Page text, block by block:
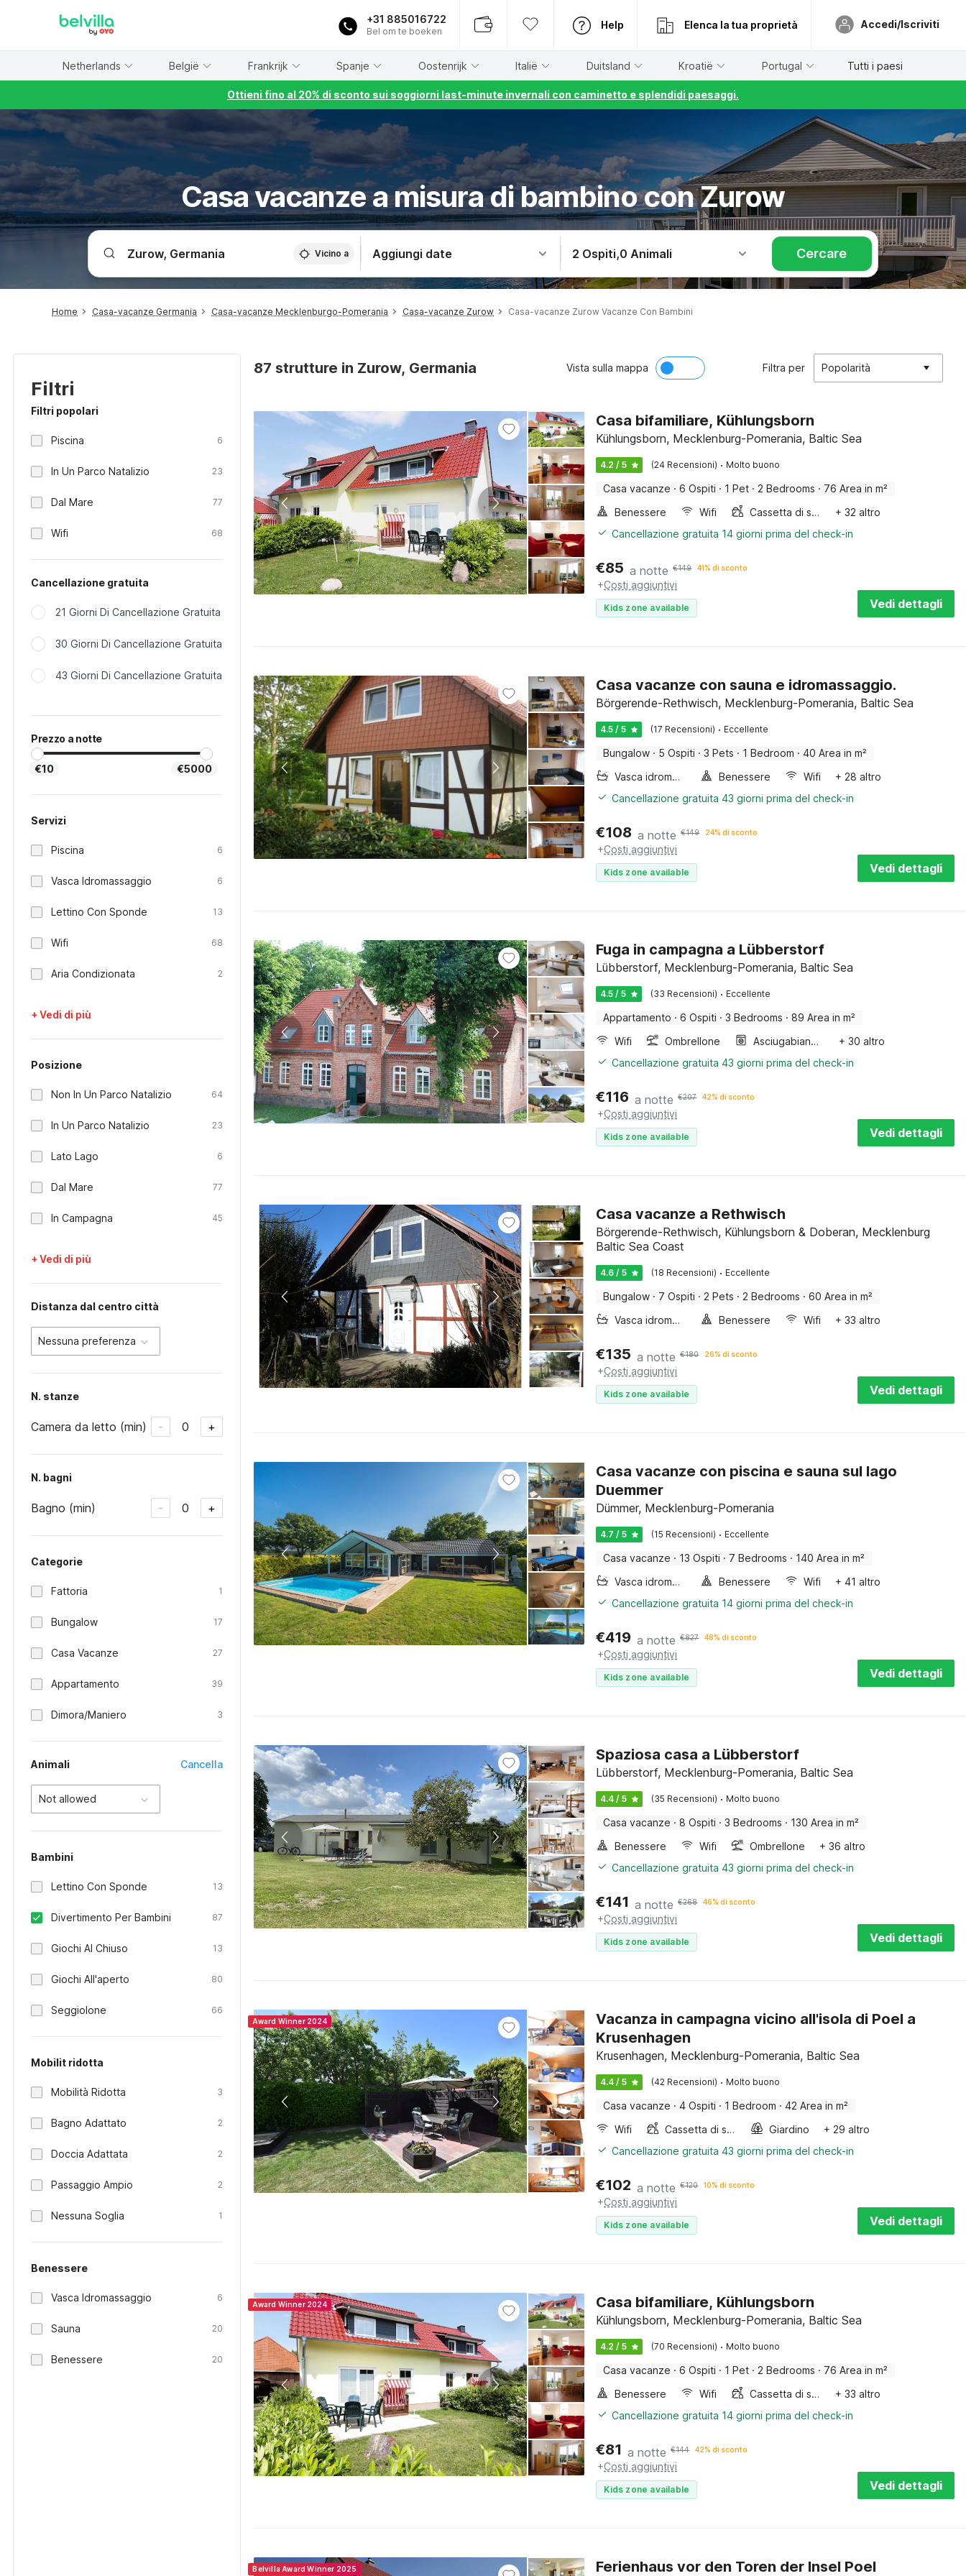
+31 885016722
Bel om te boeken
Help Elenca la tua proprietà Accedi/Iscriviti
Netherlands België Frankrijk Spanje Oostenrijk Italië Duitsland Kroatië Portugal Tutti i paesi
Ottieni fino al 20% di sconto sui soggiorni last-minute invernali con caminetto e splendidi paesaggi.
Casa vacanze a misura di bambino con Zurow
Vicino a Aggiungi date 2 Ospiti,0 Animali Cercare
Home Casa-vacanze Germania Casa-vacanze Mecklenburgo-Pomerania Casa-vacanze Zurow Casa-vacanze Zurow Vacanze Con Bambini
Filtri
Filtri popolari
Piscina 6
In Un Parco Natalizio 23
Dal Mare 77
Wifi 68
Cancellazione gratuita
21 Giorni Di Cancellazione Gratuita
30 Giorni Di Cancellazione Gratuita
43 Giorni Di Cancellazione Gratuita
Prezzo a notte
€10 €5000
Servizi
Piscina 6
Vasca Idromassaggio 6
Lettino Con Sponde 13
Wifi 68
Aria Condizionata 2
+ Vedi di più
Posizione
Non In Un Parco Natalizio 64
In Un Parco Natalizio 23
Lato Lago 6
Dal Mare 77
In Campagna 45
+ Vedi di più
Distanza dal centro città
Nessuna preferenza
N. stanze
Camera da letto (min) - 0 +
N. bagni
Bagno (min) - 0 +
Categorie
Fattoria 1
Bungalow 17
Casa Vacanze 27
Appartamento 39
Dimora/Maniero 3
Animali Cancella
Not allowed
Bambini
Lettino Con Sponde 13
Divertimento Per Bambini 87
Giochi Al Chiuso 13
Giochi All'aperto 80
Seggiolone 66
Mobilit ridotta
Mobilità Ridotta 3
Bagno Adattato 2
Doccia Adattata 2
Passaggio Ampio 2
Nessuna Soglia 1
Benessere
Vasca Idromassaggio 6
Sauna 20
Benessere 20
87 strutture in Zurow, Germania Vista sulla mappa Filtra per Popolarità
Casa bifamiliare, Kühlungsborn
Kühlungsborn, Mecklenburg-Pomerania, Baltic Sea
4.2 / 5 (24 Recensioni) · Molto buono
Casa vacanze · 6 Ospiti · 1 Pet · 2 Bedrooms · 76 Area in m²
Benessere
Wifi Cassetta di sabbia
+ 32 altro
Cancellazione gratuita 14 giorni prima del check-in
€85 a notte €149 41% di sconto
+Costi aggiuntivi
Kids zone available Vedi dettagli
Casa vacanze con sauna e idromassaggio.
Börgerende-Rethwisch, Mecklenburg-Pomerania, Baltic Sea
4.5 / 5 (17 Recensioni) · Eccellente
Bungalow · 5 Ospiti · 3 Pets · 1 Bedroom · 40 Area in m²
Vasca idromassaggio
Benessere Wifi
+ 28 altro
Cancellazione gratuita 43 giorni prima del check-in
€108 a notte €149 24% di sconto
+Costi aggiuntivi
Kids zone available Vedi dettagli
Fuga in campagna a Lübberstorf
Lübberstorf, Mecklenburg-Pomerania, Baltic Sea
4.5 / 5 (33 Recensioni) · Eccellente
Appartamento · 6 Ospiti · 3 Bedrooms · 89 Area in m²
Wifi
Ombrellone Asciugabiancheria
+ 30 altro
Cancellazione gratuita 43 giorni prima del check-in
€116 a notte €207 42% di sconto
+Costi aggiuntivi
Kids zone available Vedi dettagli
Casa vacanze a Rethwisch
Börgerende-Rethwisch, Kühlungsborn & Doberan, Mecklenburg
Baltic Sea Coast
4.6 / 5 (18 Recensioni) · Eccellente
Bungalow · 7 Ospiti · 2 Pets · 2 Bedrooms · 60 Area in m²
Vasca idromassaggio
Benessere Wifi + 33 altro
€135 a notte €180 26% di sconto
+Costi aggiuntivi
Kids zone available Vedi dettagli
Casa vacanze con piscina e sauna sul lago
Duemmer
Dümmer, Mecklenburg-Pomerania
4.7 / 5 (15 Recensioni) · Eccellente
Casa vacanze · 13 Ospiti · 7 Bedrooms · 140 Area in m²
Vasca idromassaggio
Benessere Wifi
+ 41 altro
Cancellazione gratuita 14 giorni prima del check-in
€419 a notte €827 48% di sconto
+Costi aggiuntivi
Kids zone available Vedi dettagli
Spaziosa casa a Lübberstorf
Lübberstorf, Mecklenburg-Pomerania, Baltic Sea
4.4 / 5 (35 Recensioni) · Molto buono
Casa vacanze · 8 Ospiti · 3 Bedrooms · 130 Area in m²
Benessere
Wifi Ombrellone
+ 36 altro
Cancellazione gratuita 43 giorni prima del check-in
€141 a notte €268 46% di sconto
+Costi aggiuntivi
Kids zone available Vedi dettagli
Award Winner 2024
Vacanza in campagna vicino all'isola di Poel a
Krusenhagen
Krusenhagen, Mecklenburg-Pomerania, Baltic Sea
4.4 / 5 (42 Recensioni) · Molto buono
Casa vacanze · 4 Ospiti · 1 Bedroom · 42 Area in m²
Wifi
Cassetta di sabbia Giardino
+ 29 altro
Cancellazione gratuita 43 giorni prima del check-in
€102 a notte €120 10% di sconto
+Costi aggiuntivi
Kids zone available Vedi dettagli
Award Winner 2024 Casa bifamiliare, Kühlungsborn
Kühlungsborn, Mecklenburg-Pomerania, Baltic Sea
4.2 / 5 (70 Recensioni) · Molto buono
Casa vacanze · 6 Ospiti · 1 Pet · 2 Bedrooms · 76 Area in m²
Benessere
Wifi Cassetta di sabbia
+ 33 altro
Cancellazione gratuita 14 giorni prima del check-in
€81 a notte €144 42% di sconto
+Costi aggiuntivi
Kids zone available Vedi dettagli
Belvilla Award Winner 2025 Ferienhaus vor den Toren der Insel Poel